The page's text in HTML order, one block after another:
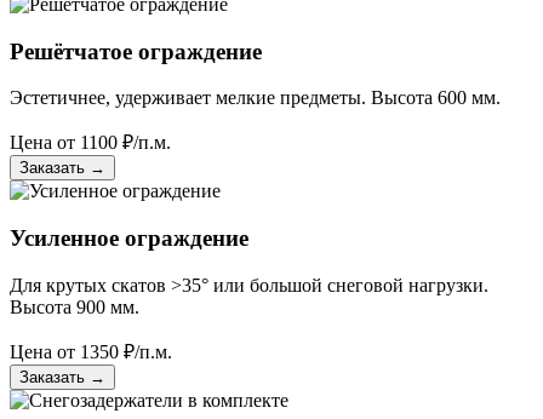
Решётчатое ограждение
Эстетичнее, удерживает мелкие предметы. Высота 600 мм.
Цена от 1100 ₽/п.м.
Заказать →
Усиленное ограждение
Для крутых скатов >35° или большой снеговой нагрузки.
Высота 900 мм.
Цена от 1350 ₽/п.м.
Заказать →